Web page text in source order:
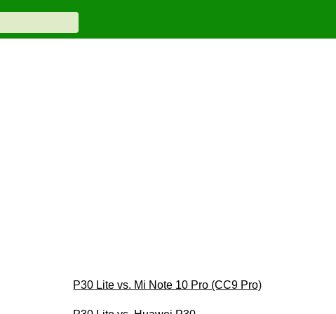
P30 Lite vs. Mi Note 10 Pro (CC9 Pro)